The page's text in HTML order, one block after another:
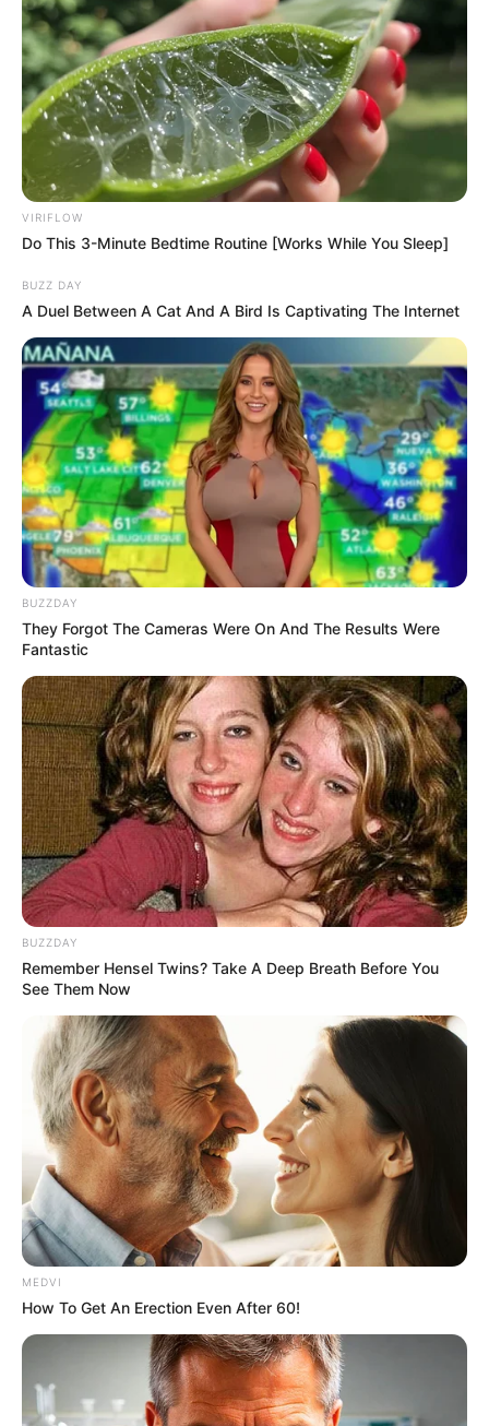
might be wrong
CTA LOVE
These Actors Didn't Want To Share The Spotlight
BRAINBERRIES
The Truth Will Finally Set Gina Carano Free
BRAINBERRIES
17 Astonishingly Beautiful Cave Churches
VIRIFLOW
Do This 3-Minute Bedtime Routine [Works While You Sleep]
BUZZ DAY
A Duel Between A Cat And A Bird Is Captivating The Internet
BUZZDAY
They Forgot The Cameras Were On And The Results Were
Fantastic
BUZZDAY
Remember Hensel Twins? Take A Deep Breath Before You
See Them Now
MEDVI
How To Get An Erection Even After 60!